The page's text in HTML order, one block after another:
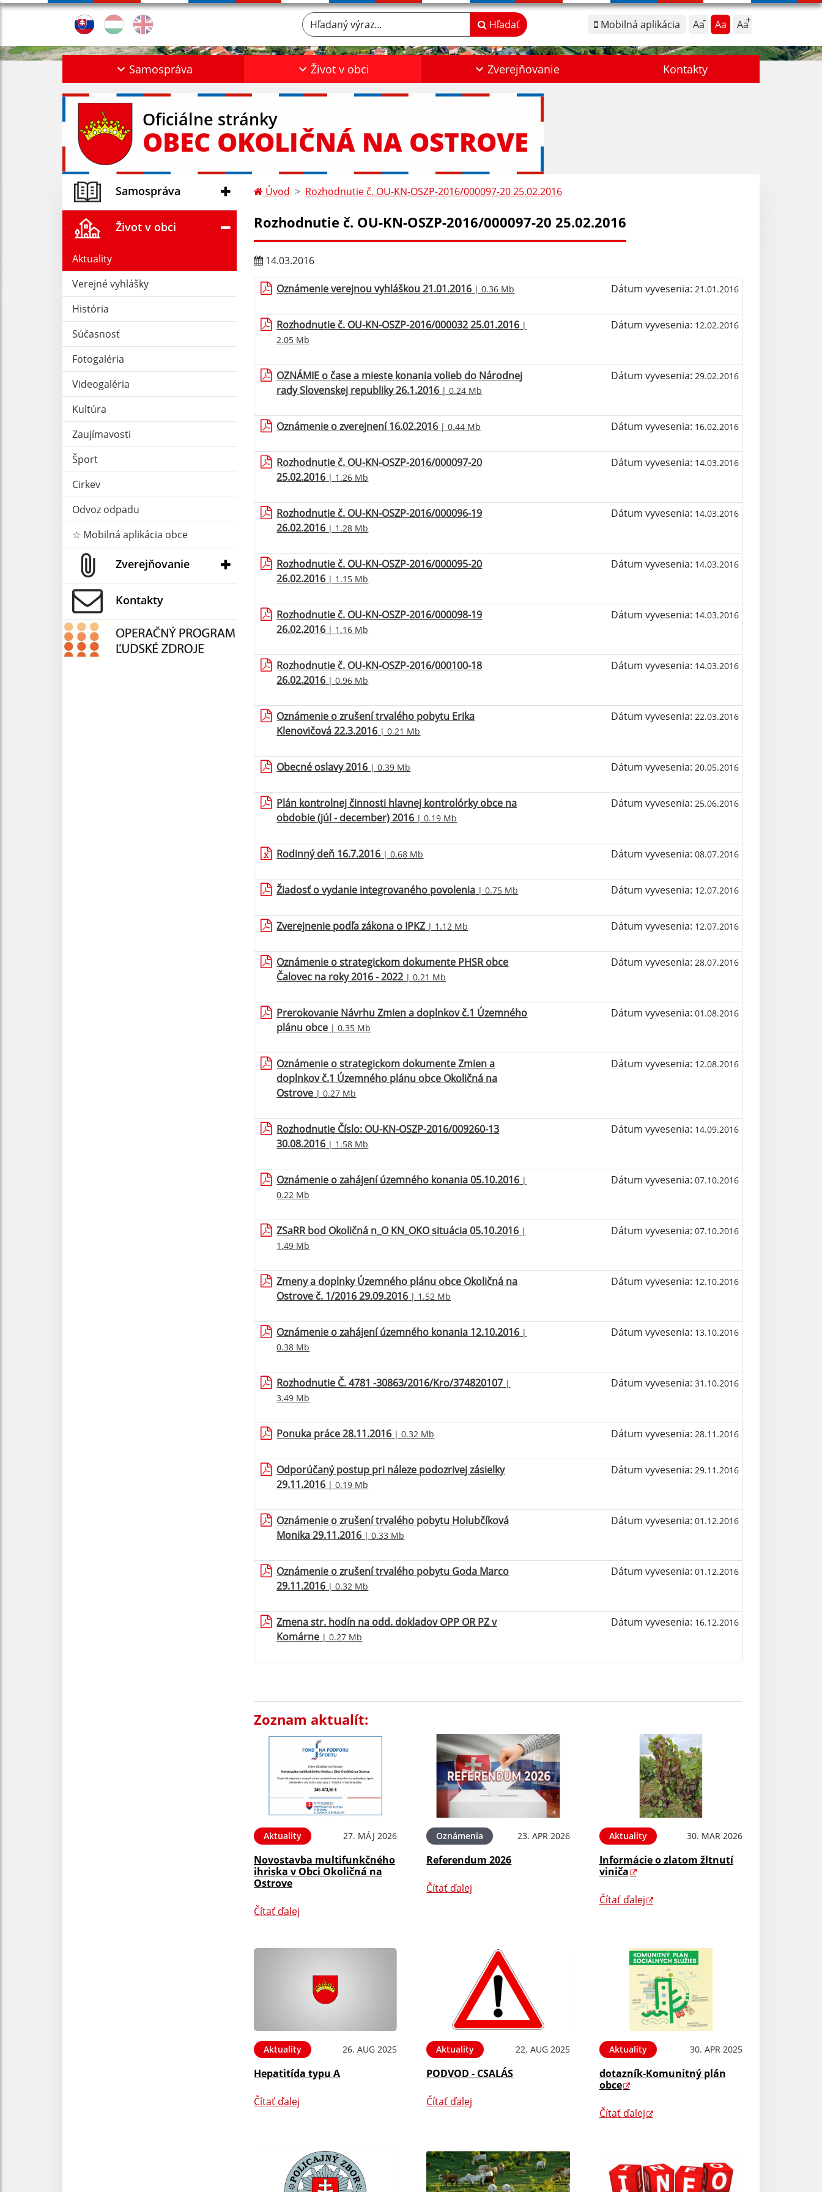
Mobilná aplikácia Aa Aa Aa
Hľadaný výraz... Hľadať
Samospráva Život v obci Zverejňovanie Kontakty
Oficiálne stránky
OBEC OKOLIČNÁ NA OSTROVE
Samospráva
Život v obci
Aktuality
Verejné vyhlášky
História
Súčasnosť
Fotogaléria
Videogaléria
Kultúra
Zaujímavosti
Šport
Cirkev
Odvoz odpadu
☆ Mobilná aplikácia obce
Zverejňovanie
Kontakty
Úvod Rozhodnutie č. OU-KN-OSZP-2016/000097-20 25.02.2016
Rozhodnutie č. OU-KN-OSZP-2016/000097-20 25.02.2016
14.03.2016
Oznámenie verejnou vyhláškou 21.01.2016 | 0.36 Mb Dátum vyvesenia: 21.01.2016
Rozhodnutie č. OU-KN-OSZP-2016/000032 25.01.2016 |
2.05 Mb
Dátum vyvesenia: 12.02.2016
OZNÁMIE o čase a mieste konania volieb do Národnej
rady Slovenskej republiky 26.1.2016 | 0.24 Mb
Dátum vyvesenia: 29.02.2016
Oznámenie o zverejnení 16.02.2016 | 0.44 Mb Dátum vyvesenia: 16.02.2016
Rozhodnutie č. OU-KN-OSZP-2016/000097-20
25.02.2016 | 1.26 Mb
Dátum vyvesenia: 14.03.2016
Rozhodnutie č. OU-KN-OSZP-2016/000096-19
26.02.2016 | 1.28 Mb
Dátum vyvesenia: 14.03.2016
Rozhodnutie č. OU-KN-OSZP-2016/000095-20
26.02.2016 | 1.15 Mb
Dátum vyvesenia: 14.03.2016
Rozhodnutie č. OU-KN-OSZP-2016/000098-19
26.02.2016 | 1.16 Mb
Dátum vyvesenia: 14.03.2016
Rozhodnutie č. OU-KN-OSZP-2016/000100-18
26.02.2016 | 0.96 Mb
Dátum vyvesenia: 14.03.2016
Oznámenie o zrušení trvalého pobytu Erika
Klenovičová 22.3.2016 | 0.21 Mb
Dátum vyvesenia: 22.03.2016
Obecné oslavy 2016 | 0.39 Mb Dátum vyvesenia: 20.05.2016
Plán kontrolnej činnosti hlavnej kontrolórky obce na
obdobie (júl - december) 2016 | 0.19 Mb
Dátum vyvesenia: 25.06.2016
Rodinný deň 16.7.2016 | 0.68 Mb Dátum vyvesenia: 08.07.2016
Žiadosť o vydanie integrovaného povolenia | 0.75 Mb Dátum vyvesenia: 12.07.2016
Zverejnenie podľa zákona o IPKZ| 1.12 Mb Dátum vyvesenia: 12.07.2016
Oznámenie o strategickom dokumente PHSR obce
Čalovec na roky 2016 - 2022 | 0.21 Mb
Dátum vyvesenia: 28.07.2016
Prerokovanie Návrhu Zmien a doplnkov č.1 Územného
plánu obce | 0.35 Mb
Dátum vyvesenia: 01.08.2016
Oznámenie o strategickom dokumente Zmien a
doplnkov č.1 Územného plánu obce Okoličná na
Ostrove | 0.27 Mb
Dátum vyvesenia: 12.08.2016
Rozhodnutie Číslo: OU-KN-OSZP-2016/009260-13
30.08.2016 | 1.58 Mb
Dátum vyvesenia: 14.09.2016
Oznámenie o zahájení územného konania 05.10.2016 |
0.22 Mb
Dátum vyvesenia: 07.10.2016
ZSaRR bod Okoličná n_O KN_OKO situácia 05.10.2016 |
1.49 Mb
Dátum vyvesenia: 07.10.2016
Zmeny a doplnky Územného plánu obce Okoličná na
Ostrove č. 1/2016 29.09.2016 | 1.52 Mb
Dátum vyvesenia: 12.10.2016
Oznámenie o zahájení územného konania 12.10.2016 |
0.38 Mb
Dátum vyvesenia: 13.10.2016
Rozhodnutie Č. 4781 -30863/2016/Kro/374820107 |
3.49 Mb
Dátum vyvesenia: 31.10.2016
Ponuka práce 28.11.2016 | 0.32 Mb Dátum vyvesenia: 28.11.2016
Odporúčaný postup pri náleze podozrivej zásielky
29.11.2016 | 0.19 Mb
Dátum vyvesenia: 29.11.2016
Oznámenie o zrušení trvalého pobytu Holubčíková
Monika 29.11.2016 | 0.33 Mb
Dátum vyvesenia: 01.12.2016
Oznámenie o zrušení trvalého pobytu Goda Marco
29.11.2016 | 0.32 Mb
Dátum vyvesenia: 01.12.2016
Zmena str. hodín na odd. dokladov OPP OR PZ v
Komárne | 0.27 Mb
Dátum vyvesenia: 16.12.2016
Zoznam aktualít:
Aktuality 27. MÁJ 2026
Novostavba multifunkčného
ihriska v Obci Okoličná na
Ostrove
Čítať ďalej
Oznámenia 23. APR 2026
Referendum 2026
Čítať ďalej
Aktuality 30. MAR 2026
Informácie o zlatom žltnutí
viniča
Čítať ďalej
Aktuality 26. AUG 2025
Hepatitída typu A
Čítať ďalej
Aktuality 22. AUG 2025
PODVOD - CSALÁS
Čítať ďalej
Aktuality 30. APR 2025
dotazník-Komunitný plán
obce
Čítať ďalej